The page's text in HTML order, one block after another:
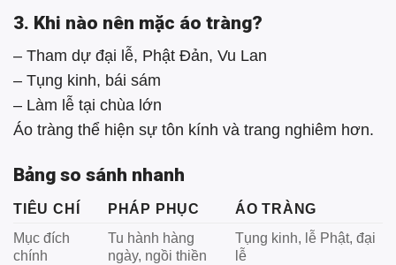
3. Khi nào nên mặc áo tràng?
– Tham dự đại lễ, Phật Đản, Vu Lan
– Tụng kinh, bái sám
– Làm lễ tại chùa lớn
Áo tràng thể hiện sự tôn kính và trang nghiêm hơn.
Bảng so sánh nhanh
TIÊU CHÍ PHÁP PHỤC
ÁO TRÀNG
Mục đích
chính
Tu hành hàng
ngày, ngồi thiền
Tụng kinh, lễ Phật, đại
lễ